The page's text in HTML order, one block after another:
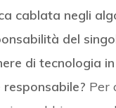
cablata negli
del
di tecnologia
Per